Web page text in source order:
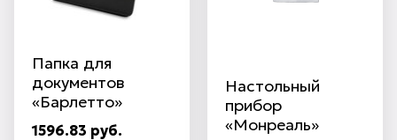
Папка для
документов
«Барлетто»
1596.83 руб.
Настольный
прибор
«Монреаль»